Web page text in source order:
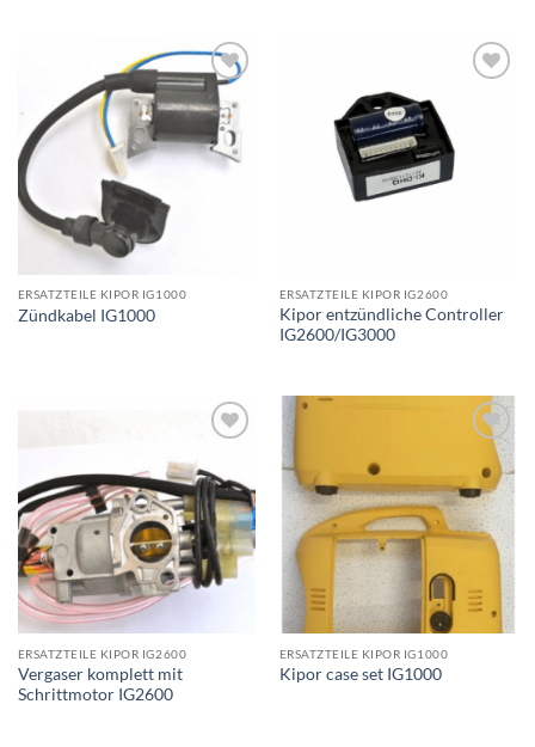
Toevoegen
aan
wenslijst
ERSATZTEILE KIPOR IG1000
Zündkabel IG1000
wenslijst
ERSATZTEILE KIPOR IG2600
Kipor entzündliche Controller
IG2600/IG3000
aan
wenslijst
ERSATZTEILE KIPOR IG2600
Vergaser komplett mit
Schrittmotor IG2600
Toevoegen
aan
wenslijst
ERSATZTEILE KIPOR IG1000
Kipor case set IG1000